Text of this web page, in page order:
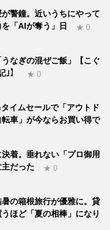
警鐘。近いうちにやって
「AIが奪う」日
★ 0
なぎの混ぜご飯」【こぐ
】
★ 0
イムセールで「アウトド
車」が今ならお買い得で
着。垂れない「プロ御用
だった
★ 0
暑の箱根旅行が優雅に。貸
ほど「夏の相棒」になり